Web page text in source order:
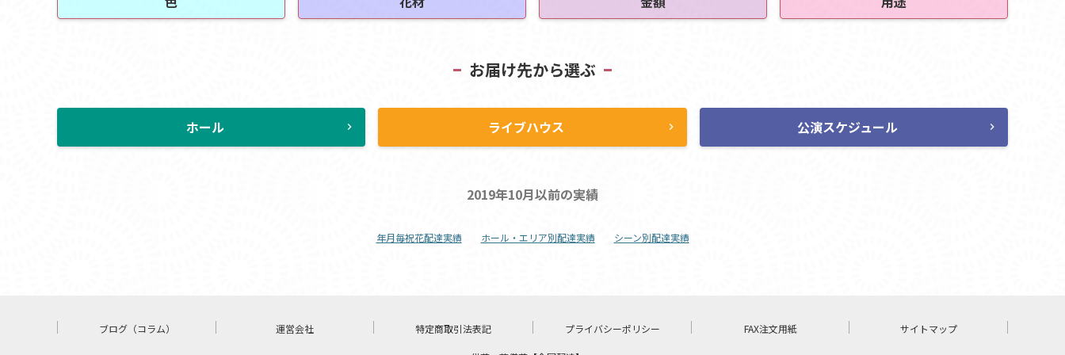
お届け先から選ぶ
ホール chevron_right ライブハウス chevron_right 公演スケジュール chevron_right
2019年10月以前の実績
年月毎祝花配達実績 ホール・エリア別配達実績 シーン別配達実績
ブログ（コラム） 運営会社 特定商取引法表記 プライバシーポリシー FAX注文用紙 サイトマップ